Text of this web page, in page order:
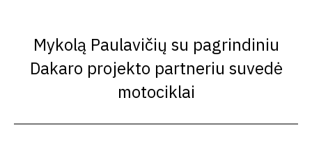
Mykolą Paulavičių su pagrindiniu
Dakaro projekto partneriu suvedė
motociklai